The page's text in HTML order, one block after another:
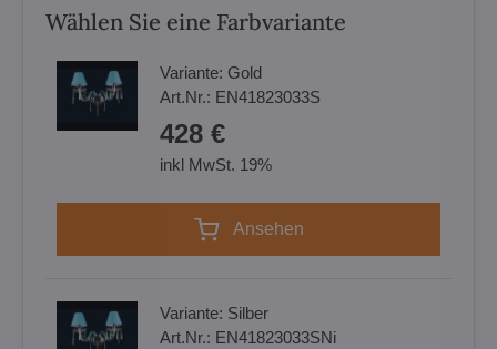
Wählen Sie eine Farbvariante
Variante: Gold
Art.Nr.: EN41823033S
428 €
inkl MwSt. 19%
Ansehen
Variante: Silber
Art.Nr.: EN41823033SNi